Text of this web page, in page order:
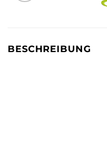
BESCHREIBUNG